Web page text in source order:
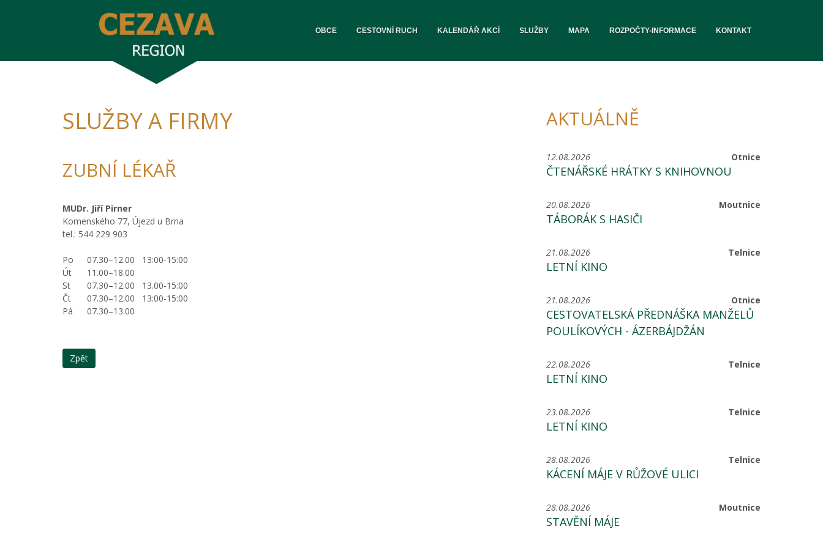
OBCE CESTOVNÍ RUCH KALENDÁŘ AKCÍ SLUŽBY MAPA ROZPOČTY-INFORMACE KONTAKT
SLUŽBY A FIRMY
ZUBNÍ LÉKAŘ
MUDr. Jiří Pirner
Komenského 77, Újezd u Brna
tel.: 544 229 903
Po
07.30–12.00 13:00-15:00
Út
11.00–18.00
St
07.30–12.00 13.00-15:00
Čt
07.30–12.00 13:00-15:00
Pá
07.30–13.00
Zpět
AKTUÁLNĚ
Otnice
12.08.2026
ČTENÁŘSKÉ HRÁTKY S KNIHOVNOU
Moutnice
20.08.2026
TÁBORÁK S HASIČI
Telnice
21.08.2026
LETNÍ KINO
Otnice
21.08.2026
CESTOVATELSKÁ PŘEDNÁŠKA MANŽELŮ
POULÍKOVÝCH - ÁZERBÁJDŽÁN
Telnice
22.08.2026
LETNÍ KINO
Telnice
23.08.2026
LETNÍ KINO
Telnice
28.08.2026
KÁCENÍ MÁJE V RŮŽOVÉ ULICI
Moutnice
28.08.2026
STAVĚNÍ MÁJE